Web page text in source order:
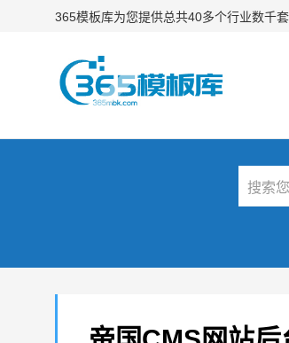
365模板库为您提供总共40多个行业数千